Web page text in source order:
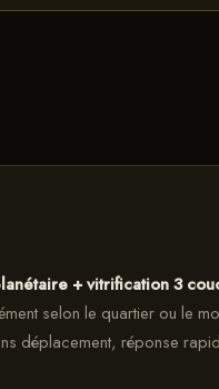
+ vitrification 3
selon le quartier ou le
déplacement, réponse